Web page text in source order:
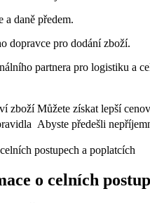
a daně předem.
dopravce pro dodání zboží.
partnera pro logistiku a
zboží Můžete získat lepší
Abyste předešli
o celních